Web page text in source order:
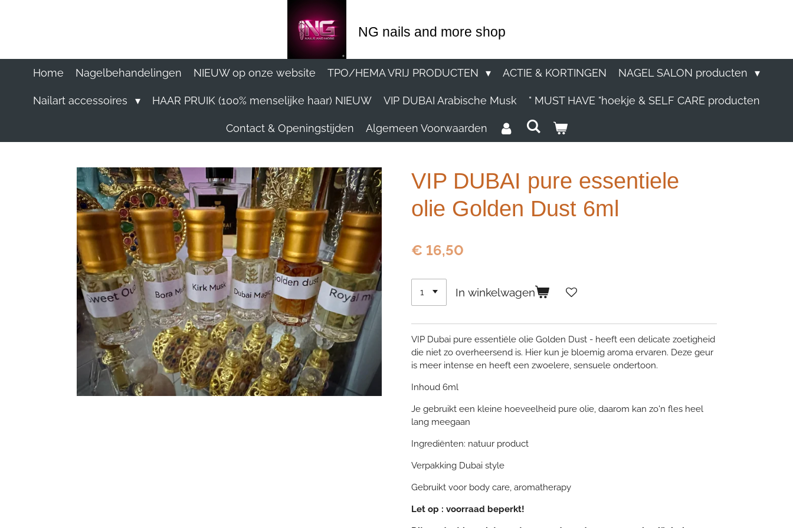
NG nails and more shop
Home Nagelbehandelingen NIEUW op onze website TPO/HEMA VRIJ PRODUCTEN ACTIE & KORTINGEN NAGEL SALON producten
Nailart accessoires HAAR PRUIK (100% menselijke haar) NIEUW VIP DUBAI Arabische Musk " MUST HAVE "hoekje & SELF CARE producten
Contact & Openingstijden Algemeen Voorwaarden
VIP DUBAI pure essentiele
olie Golden Dust 6ml
€ 16,50
In winkelwagen
VIP Dubai pure essentiële olie Golden Dust - heeft een delicate zoetigheid
die niet zo overheersend is. Hier kun je bloemig aroma ervaren. Deze geur
is meer intense en heeft een zwoelere, sensuele ondertoon.
Inhoud 6ml
Je gebruikt een kleine hoeveelheid pure olie, daarom kan zo'n fles heel
lang meegaan
Ingrediënten: natuur product
Verpakking Dubai style
Gebruikt voor body care, aromatherapy
Let op : voorraad beperkt!